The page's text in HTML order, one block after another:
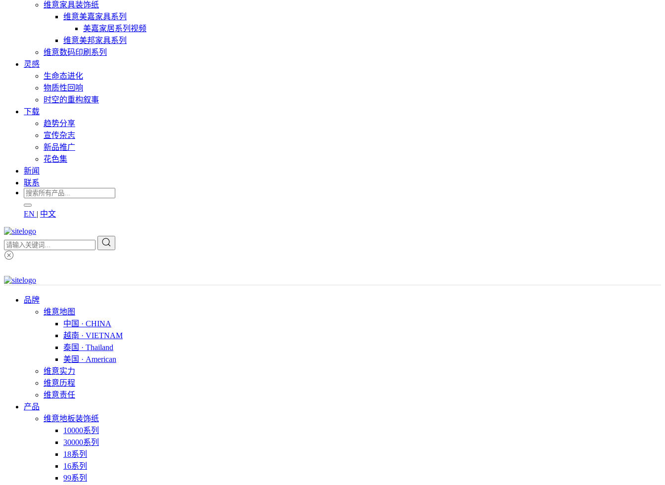
维意家具装饰纸
维意美嘉家具系列
美嘉家居系列视频
维意美邦家具系列
维意数码印刷系列
灵感
生命态进化
物质性回响
时空的重构叙事
下载
趋势分享
宣传杂志
新品推广
花色集
新闻
联系
EN | 中文
品牌
维意地图
中国 · CHINA
越南 · VIETNAM
泰国 · Thailand
美国 · American
维意实力
维意历程
维意责任
产品
维意地板装饰纸
10000系列
30000系列
18系列
16系列
99系列